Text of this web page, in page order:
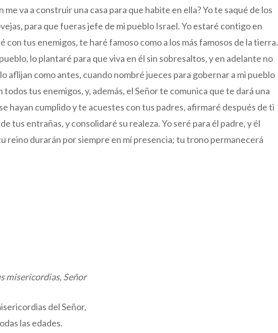
me va a construir una casa para que habite en ella? Yo te saqué de los
para que fueras jefe de mi pueblo Israel. Yo estaré contigo en
con tus enemigos, te haré famoso como a los más famosos de la tierra.
lo plantaré para que viva en él sin sobresaltos, y en adelante no
aflijan como antes, cuando nombré jueces para gobernar a mi pueblo
todos tus enemigos, y, además, el Señor te comunica que te dará una
hayan cumplido y te acuestes con tus padres, afirmaré después de ti
tus entrañas, y consolidaré su realeza. Yo seré para él padre, y él
reino durarán por siempre en mí presencia; tu trono permanecerá
misericordias, Señor
del Señor,
las edades.